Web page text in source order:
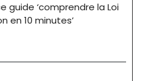
guide ‘comprendre la Loi
en 10 minutes’